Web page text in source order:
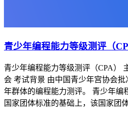
青少年编程能力等级测评（
青少年编程能力等级测评（CPA）
会 考试背景 由中国青少年宫协会
年群体的编程能力测评。 青少年编
国家团体标准的基础上，该国家团